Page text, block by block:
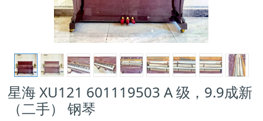
星海 XU121 601119503 A 级，9.9成新
（二手） 钢琴